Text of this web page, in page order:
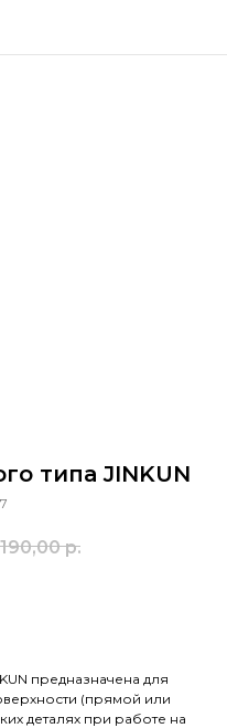
типа JINKUN
р.
предназначена для
(прямой или
деталях при работе на